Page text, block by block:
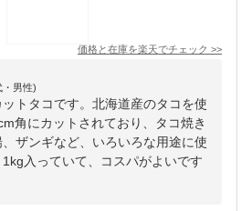
価格と在庫を楽天でチェック >>
・男性)
トタコです。北海道産のタコを使
角にカットされており、タコ焼き
ザンギなど、いろいろな用途に使
入っていて、コスパがよいです